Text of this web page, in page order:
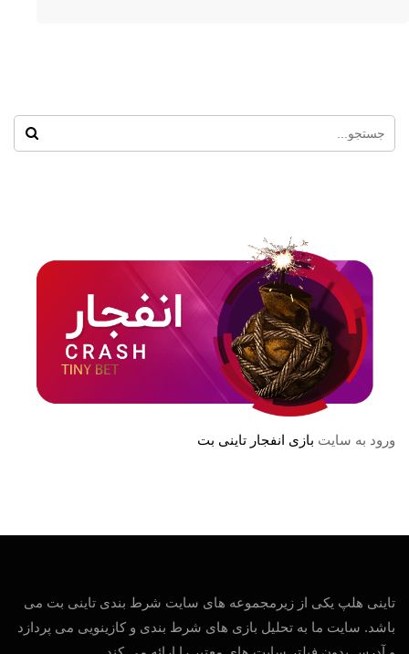
ورود به سایت بازی انفجار تاینی بت
تاینی هلپ یکی از زیرمجموعه های سایت شرط بندی تاینی بت می
باشد. سایت ما به تحلیل بازی های شرط بندی و کازینویی می پردازد